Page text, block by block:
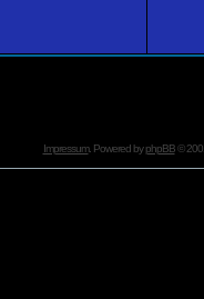
Impressum. Powered byphpBB©